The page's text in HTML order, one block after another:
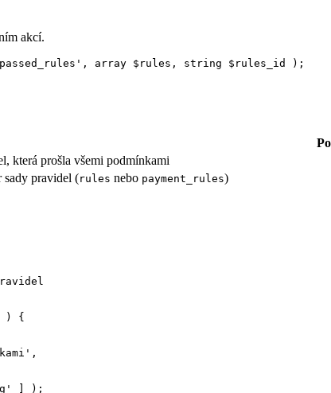
akcí.
' , array $ rules , string $ rules_id );
která prošla všemi podmínkami
pravidel (rules nebo payment_rules)
)
{
' ,
'
] );